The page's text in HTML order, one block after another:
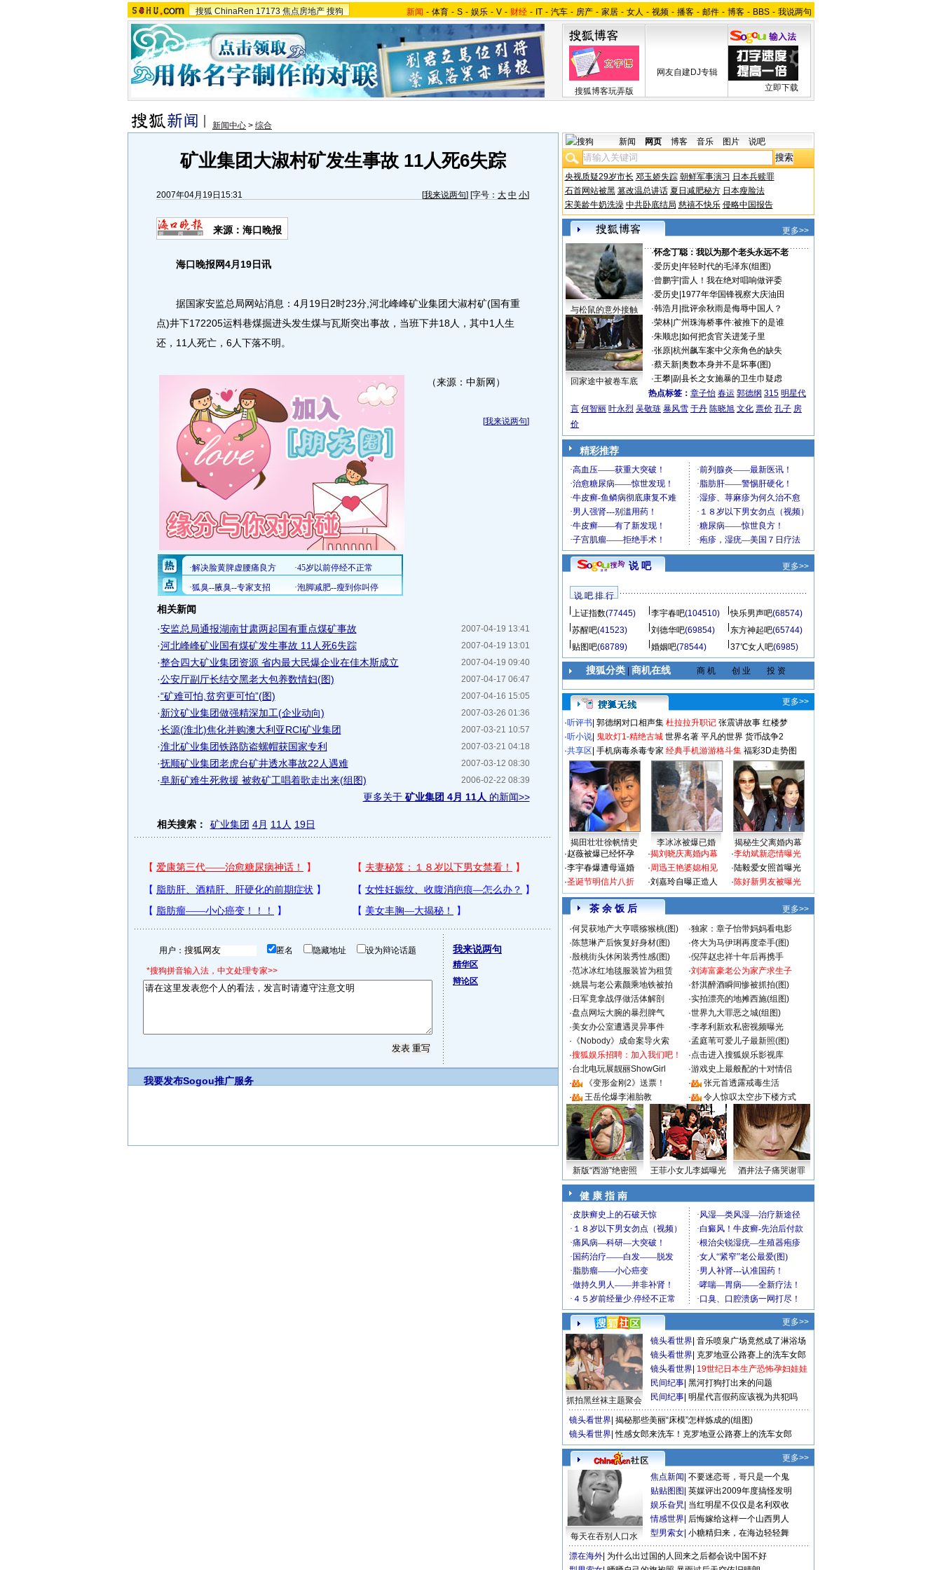
搜狐 ChinaRen 17173 焦点房地产 搜狗 新闻 - 体育 - S - 娱乐 - V - 财经 - IT - 汽车 - 房产 - 家居 - 女人 - 视频 - 播客 - 邮件 - 博客 - BBS - 我说两句
搜狐博客玩弄版
网友自建DJ专辑
立即下载
新闻中心 > 综合
矿业集团大淑村矿发生事故 11人死6失踪
2007年04月19日15:31 [我来说两句] [字号： 大 中 小]
来源：海口晚报
海口晚报网4月19日讯
据国家安监总局网站消息：4月19日2时23分,河北峰峰矿业集团大淑村矿(国有重
点)井下172205运料巷煤掘进头发生煤与瓦斯突出事故，当班下井18人，其中1人生
还，11人死亡，6人下落不明。
（来源：中新网）
[我来说两句]
相关新闻
2007-04-19 13:41
·安监总局通报湖南甘肃两起国有重点煤矿事故
2007-04-19 13:01
·河北峰峰矿业国有煤矿发生事故 11人死6失踪
2007-04-19 09:40
·整合四大矿业集团资源 省内最大民爆企业在佳木斯成立
2007-04-17 06:47
·公安厅副厅长结交黑老大包养数情妇(图)
2007-04-16 15:05
·“矿难可怕,贫穷更可怕”(图)
2007-03-26 01:36
·新汶矿业集团做强精深加工(企业动向)
2007-03-21 10:57
·长源(淮北)焦化并购澳大利亚RCI矿业集团
2007-03-21 04:18
·淮北矿业集团铁路防盗螺帽获国家专利
2007-03-12 08:30
·抚顺矿业集团老虎台矿井透水事故22人遇难
2006-02-22 08:39
·阜新矿难生死救援 被救矿工唱着歌走出来(组图)
更多关于 矿业集团 4月 11人 的新闻>>
相关搜索： 矿业集团 4月 11人 19日
用户： 匿名 隐藏地址 设为辩论话题
*搜狗拼音输入法，中文处理专家>>
我来说两句
精华区
辩论区
我要发布Sogou推广服务
新闻 网页 博客 音乐 图片 说吧
央视质疑29岁市长 邓玉娇失踪 朝鲜军事演习 日本兵赎罪
石首网站被黑 篡改温总讲话 夏日减肥秘方 日本瘦脸法
宋美龄牛奶洗澡 中共卧底结局 慈禧不快乐 侵略中国报告
更多>>
与松鼠的意外接触
回家途中被卷车底
·怀念丁聪：我以为那个老头永远不老
·爱历史 年轻时代的毛泽东(组图)
·曾鹏宇| 雷人！我在绝对唱响做评委
·爱历史 1977年华国锋视察大庆油田
·韩浩月 批评余秋雨是侮辱中国人？
·荣林| 广州珠海桥事件:被推下的是谁
·朱顺忠 如何把贪官关进笼子里
·张原| 杭州飙车案中父亲角色的缺失
·蔡天新| 奥数本身并不是坏事(图)
·王攀| 副县长之女施暴的卫生巾疑虑
热点标签： 章子怡 春运 郭德纲 315 明星代
言 何智丽 叶永烈 吴敬琏 暴风雪 于丹 陈晓旭 文化 票价 孔子 房
价
精彩推荐
说 吧 更多>>
说 吧 排 行
上证指数(77445) 李宇春吧(104510) 快乐男声吧(68574)
苏醒吧(41523) 刘德华吧(69854) 东方神起吧(65744)
贴图吧(68789) 婚姻吧(78544) 37℃女人吧(6985)
搜狐分类| 商机在线 商 机 创 业 投 资
更多>>
·听评书 郭德纲对口相声集 杜拉拉升职记 张震讲故事 红楼梦
·听小说 鬼吹灯1-精绝古城 世界名著 平凡的世界 货币战争2
·共享区 手机病毒杀毒专家 经典手机游游格斗集 福彩3D走势图
揭田壮壮徐帆情史 李冰冰被爆已婚
揭秘生父离婚内幕
·赵薇被爆已经怀孕
·李宇春爆遭母逼婚
·圣诞节明信片八折
·揭刘晓庆离婚内幕
·周迅王艳婆媳相见
·刘嘉玲自曝正造人
·李幼斌新恋情曝光
·陆毅爱女照首曝光
·陈好新男友被曝光
茶 余 饭 后
更多>>
·何炅获地产大亨喂猕猴桃(图) ·独家：章子怡带妈妈看电影
·陈慧琳产后恢复好身材(图) ·佟大为马伊琍再度牵手(图)
·殷桃街头休闲装秀性感(图) ·倪萍赵忠祥十年后再携手
·范冰冰红地毯服装皆为租赁 ·刘涛富豪老公为家产求生子
·姚晨与老公素颜乘地铁被拍 ·舒淇醉酒瞬间惨被抓拍(图)
· 日军竟拿战俘做活体解剖 ·实拍漂亮的地摊西施(组图)
·盘点网坛大腕的暴烈脾气 ·世界九大罪恶之城(组图)
·美女办公室遭遇灵异事件 ·李孝利新欢私密视频曝光
· 《Nobody》成命案导火索 ·孟庭苇可爱儿子最新照(图)
·搜狐娱乐招聘：加入我们吧！ ·点击进入搜狐娱乐影视库
·台北电玩展靓丽ShowGirl ·游戏史上最般配的十对情侣
·
《变形金刚2》送票！ ·
张元首透露戒毒生活
·
王岳伦爆李湘胎教 · 令人惊叹太空步下楼方式
新版“西游”绝密照 王菲小女儿李嫣曝光 酒井法子痛哭谢罪
健 康 指 南
更多>>
抓拍黑丝袜主题聚会
镜头看世界 音乐喷泉广场竟然成了淋浴场
镜头看世界 克罗地亚公路赛上的洗车女郎
镜头看世界 19世纪日本生产恐怖孕妇娃娃
民间纪事 黑河打狗打出来的问题
民间纪事 明星代言假药应该视为共犯吗
镜头看世界 揭秘那些美丽“床模”怎样炼成的(组图)
镜头看世界 性感女郎来洗车！克罗地亚公路赛上的洗车女郎
更多>>
每天在吞别人口水
焦点新闻 不要迷恋哥，哥只是一个鬼
贴贴图图 英媒评出2009年度搞怪发明
娱乐旮旯 当红明星不仅仅是名利双收
情感世界 后悔嫁给这样一个山西男人
型男索女 小糖精归来，在海边轻轻舞
漂在海外 为什么出过国的人回来之后都会说中国不好